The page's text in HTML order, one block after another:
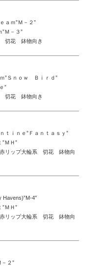
”Ｍ－２”
－３”
切花 鉢物向き
ｏｗ Ｂｉｒｄ”
”
切花 鉢物向き
ｅ”Ｆａｎｔａｓｙ”
Ｈ”
リップ大輪系 切花 鉢物向
4″
Ｈ”
リップ大輪系 切花 鉢物向
２”